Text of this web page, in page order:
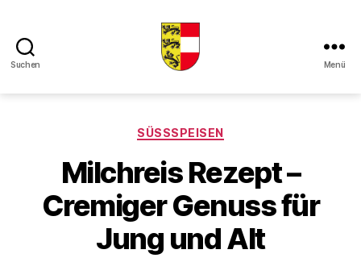
Suchen
Kueche
Menü
Kategorien
SÜSSSPEISEN
Milchreis Rezept –
Cremiger Genuss für
Jung und Alt